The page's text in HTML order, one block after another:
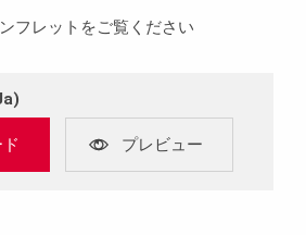
フレットをご覧ください
プレビュー